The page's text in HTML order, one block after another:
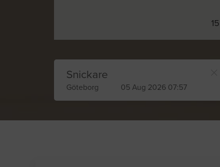
Snickare
Göteborg 05 Aug 2026 07:57